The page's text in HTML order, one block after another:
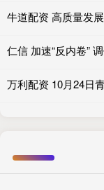
牛道配资 高质量发
仁信 加速“反内卷”
万利配资 10月24日